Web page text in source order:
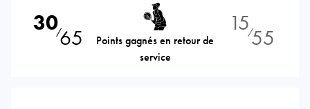
30⁄65
Points gagnés en retour de
service
15⁄55